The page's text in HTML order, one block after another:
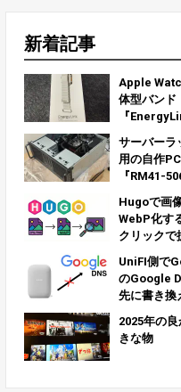
新着記事
Apple
体型バンド
『
サーバーラ
用の自作
『RM41-
Hugoで画
WebP化す
クリックで
うにする
UniFI側で
のGoogle
先に書き換
2025年の
きな物